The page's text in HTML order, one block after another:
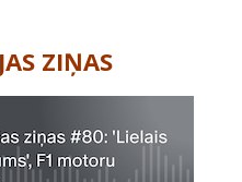
ZIŅAS